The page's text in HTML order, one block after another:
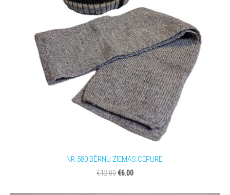
NR.580 BĒRNU ZIEMAS CEPURE.
€12.00€6.00